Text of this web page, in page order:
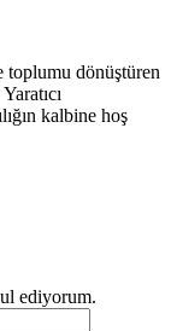
toplumu dönüştüren
kalbine hoş
ediyorum.